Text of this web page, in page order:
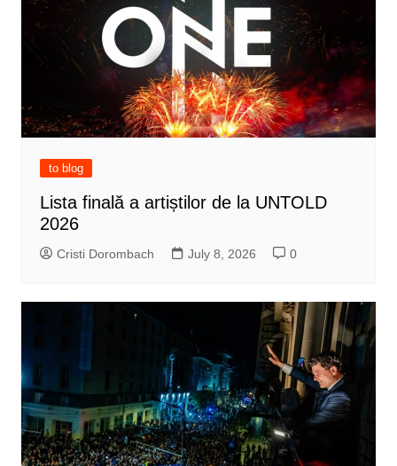
to blog
Lista finală a artiștilor de la UNTOLD
2026
Cristi Dorombach July 8, 2026 0